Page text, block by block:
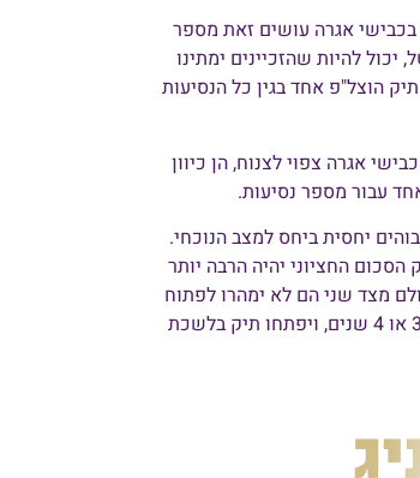
בכבישי אגרה עושים זאת מספר
בתדירות גבוהה יותר. אם הריבית בשיעור 25% תבוטל, יכול להיות שהזכיינים ימתינו
הוצל"פ אחד בגין כל הנסיעות
אגרה צפוי לצנוח, הן כיוון
עבור מספר נסיעות.
יחסית ביחס למצב הנוכחי.
תיקון החוק הסכום החציוני יהיה הרבה יותר
יהיו מודעים אמנם שהם כבר לא יקבלו ריבית בשיעור 25%, אולם מצד שני הם לא ימהרו לפתוח
תיק בלשכת ההוצל"פ בשל נסיעה אחת שלא שולמה. הם צפויים להמתין גם 3 או 4 שנים, ויפתחו תיק בלשכת